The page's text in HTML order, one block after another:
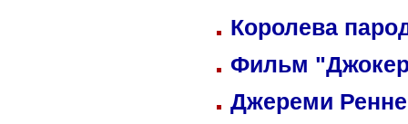
Королева
Фильм
Джереми